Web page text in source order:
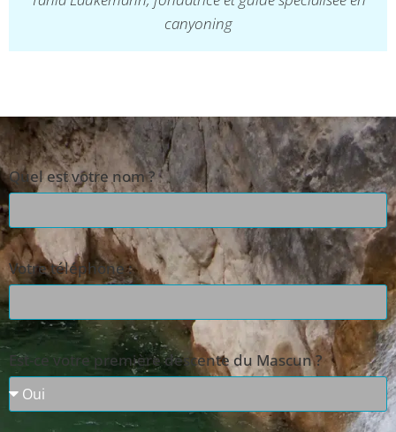
canyoning
Quel est votre nom ?
Votre téléphone :
Est-ce votre première descente du Mascun ?